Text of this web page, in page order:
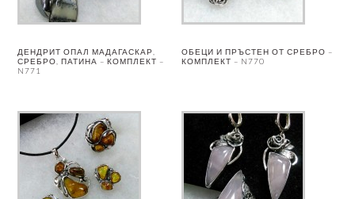
ДЕНДРИТ ОПАЛ МАДАГАСКАР,
СРЕБРО, ПАТИНА – КОМПЛЕКТ –
N771
ОБЕЦИ И ПРЪСТЕН ОТ СРЕБРО –
КОМПЛЕКТ – N770